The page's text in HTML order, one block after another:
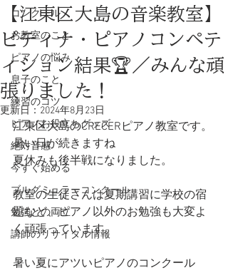
コンクール
お教室のこと
ピアノの悩み
息子のこと
練習のコツ
ピアノお役立ちグッズ
絶対音感
今すぐ始める
ブルグミュラーコンクール
勉強との両立
講師のリサイタル情報
【江東区大島の音楽教室】
ピティナ・ピアノコンペテ
ィション結果🏆／みんな頑
張りました！
更新日： 2024年8月23日
江東区大島のCRECERピアノ教室です。
暑い日が続きますね
夏休みも後半戦になりました。
教室の生徒さんは夏期講習に学校の宿
題など、ピアノ以外のお勉強も大変よ
く頑張っています。
暑い夏にアツいピアノのコンクール